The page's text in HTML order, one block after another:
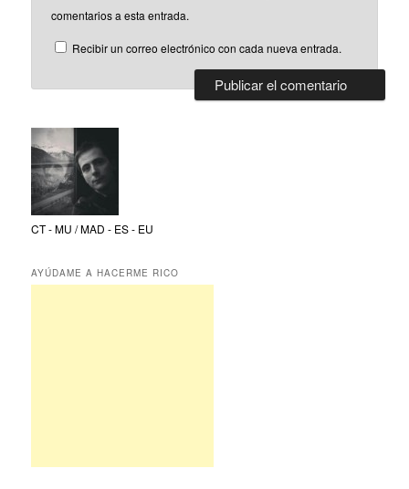
comentarios a esta entrada.
Recibir un correo electrónico con cada nueva entrada.
CT - MU / MAD - ES - EU
AYÚDAME A HACERME RICO